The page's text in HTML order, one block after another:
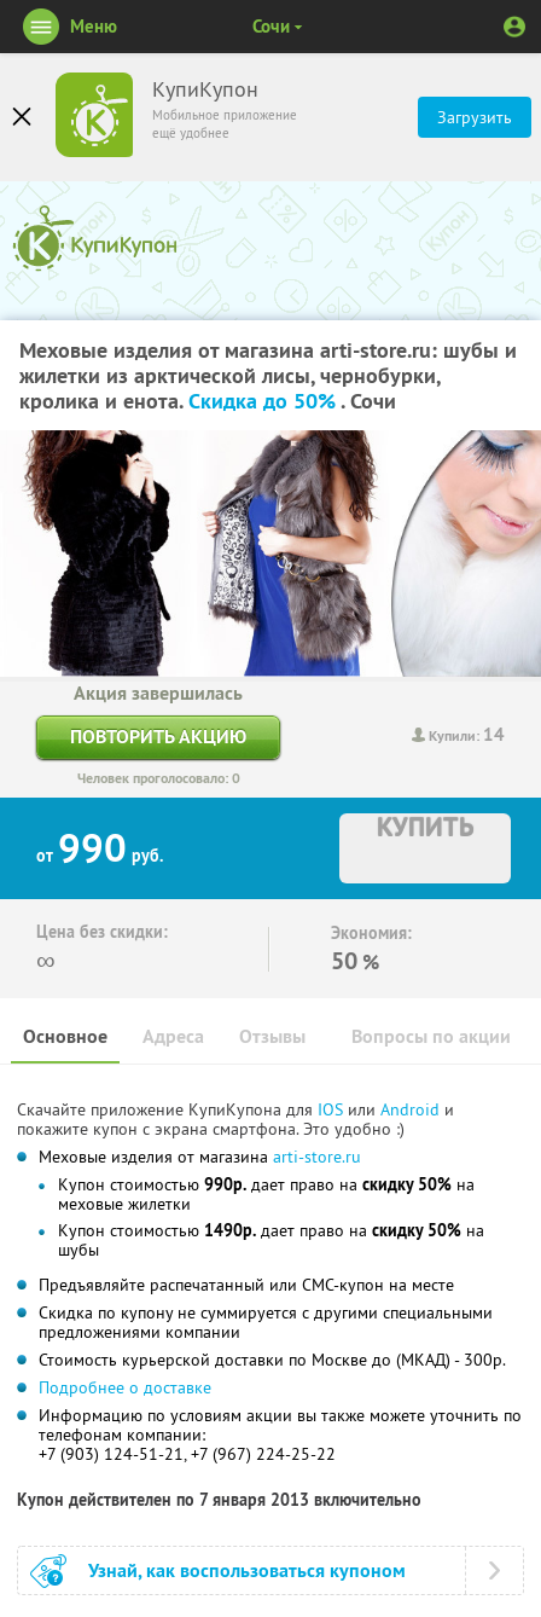
КупиКупон
Мобильное приложение
ещё удобнее
Загрузить
Меню Сочи
Меховые изделия от магазина arti-store.ru: шубы и
жилетки из арктической лисы, чернобурки,
кролика и енота.Скидка до 50%. Сочи
Купили: 14
Акция завершилась
ПОВТОРИТЬ АКЦИЮ
Человек проголосовало: 0
от 990 руб.
КУПИТЬ
Цена без скидки:
∞
Экономия:
50 %
Основное Отзывы Вопросы по акции
Адреса
Скачайте приложение КупиКупона для IOS или Android и
покажите купон с экрана смартфона. Это удобно :)
Меховые изделия от магазина arti-store.ru
Купон стоимостью 990р. дает право на скидку 50% на
меховые жилетки
Купон стоимостью 1490р. дает право на скидку 50% на
шубы
Предъявляйте распечатанный или СМС-купон на месте
Скидка по купону не суммируется с другими специальными
предложениями компании
Стоимость курьерской доставки по Москве до (МКАД) - 300р.
Подробнее о доставке
Информацию по условиям акции вы также можете уточнить по
телефонам компании:
+7 (903) 124-51-21, +7 (967) 224-25-22
Купон действителен по 7 января 2013 включительно
Узнай, как воспользоваться купоном